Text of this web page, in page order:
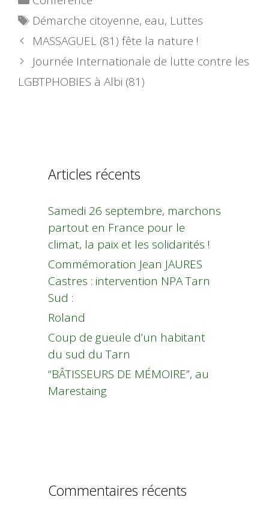
Étiquettes
Démarche citoyenne, eau, Luttes
MASSAGUEL (81) fête la nature !
Journée Internationale de lutte contre les
LGBTPHOBIES à Albi (81)
Articles récents
Samedi 26 septembre, marchons
partout en France pour le
climat, la paix et les solidarités !
Commémoration Jean JAURES
Castres : intervention NPA Tarn
Sud :
Roland
Coup de gueule d’un habitant
du sud du Tarn
“BÂTISSEURS DE MÉMOIRE”, au
Marestaing
Commentaires récents